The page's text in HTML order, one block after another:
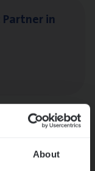
About
in
Volgende